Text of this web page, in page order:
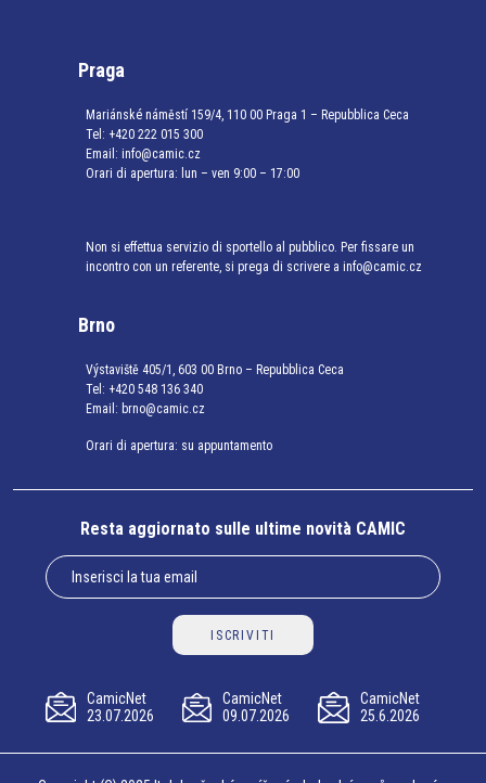
Praga
Mariánské náměstí 159/4, 110 00 Praga 1 – Repubblica Ceca
Tel: +420 222 015 300
Email: info@camic.cz
Orari di apertura: lun – ven 9:00 – 17:00
Non si effettua servizio di sportello al pubblico. Per fissare un
incontro con un referente, si prega di scrivere a info@camic.cz
Brno
Výstaviště 405/1, 603 00 Brno – Repubblica Ceca
Tel: +420 548 136 340
Email: brno@camic.cz
Orari di apertura: su appuntamento
Resta aggiornato sulle ultime novità CAMIC
ISCRIVITI
CamicNet
23.07.2026
CamicNet
09.07.2026
CamicNet
25.6.2026